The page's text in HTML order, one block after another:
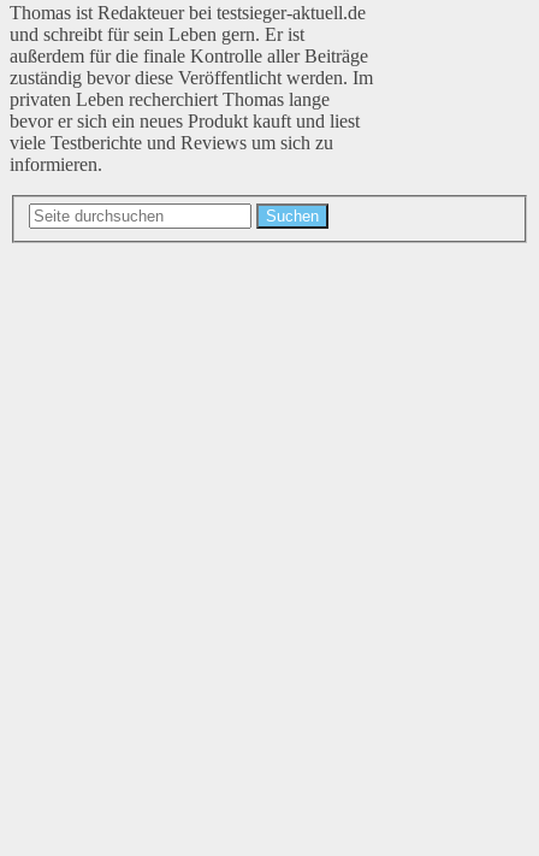
Thomas ist Redakteuer bei testsieger-aktuell.de
und schreibt für sein Leben gern. Er ist
außerdem für die finale Kontrolle aller Beiträge
zuständig bevor diese Veröffentlicht werden. Im
privaten Leben recherchiert Thomas lange
bevor er sich ein neues Produkt kauft und liest
viele Testberichte und Reviews um sich zu
informieren.
Suchen